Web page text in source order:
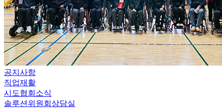
공지사항
직업재활
시도협회소식
솔루션위원회상담실